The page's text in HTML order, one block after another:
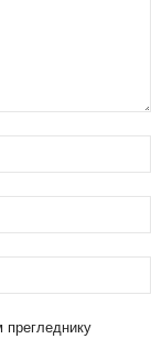
прегледнику